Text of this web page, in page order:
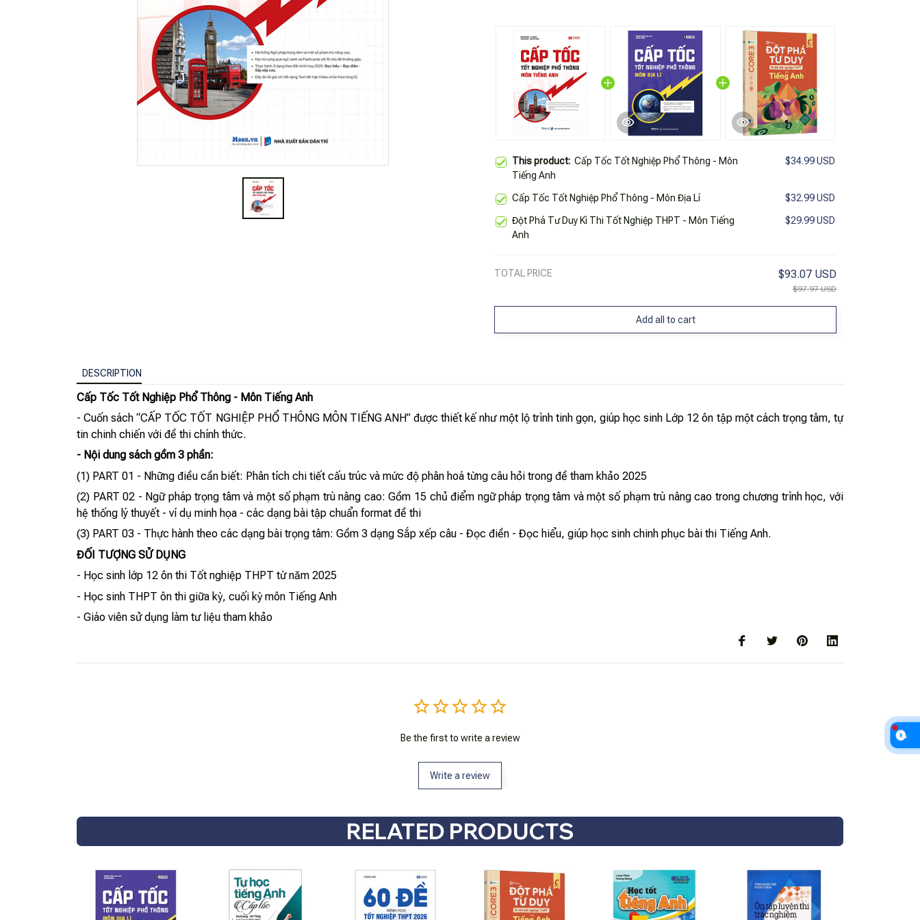
This product: Cấp Tốc Tốt Nghiệp Phổ Thông - Môn
Tiếng Anh
$34.99 USD
Cấp Tốc Tốt Nghiệp Phổ Thông - Môn Địa Lí $32.99 USD
Đột Phá Tư Duy Kì Thi Tốt Nghiệp THPT - Môn Tiếng
Anh
$29.99 USD
TOTAL PRICE $93.07 USD
$97.97 USD
Add all to cart
DESCRIPTION
Cấp Tốc Tốt Nghiệp Phổ Thông - Môn Tiếng Anh
- Cuốn sách “CẤP TỐC TỐT NGHIỆP PHỔ THÔNG MÔN TIẾNG ANH” được thiết kế như một lộ trình tinh gọn, giúp học sinh Lớp 12 ôn tập một cách trọng tâm, tự
tin chinh chiến với đề thi chính thức.
- Nội dung sách gồm 3 phần:
(1) PART 01 - Những điều cần biết: Phân tích chi tiết cấu trúc và mức độ phân hoá từng câu hỏi trong đề tham khảo 2025
(2) PART 02 - Ngữ pháp trọng tâm và một số phạm trù nâng cao: Gồm 15 chủ điểm ngữ pháp trọng tâm và một số phạm trù nâng cao trong chương trình học, với
hệ thống lý thuyết - ví dụ minh họa - các dạng bài tập chuẩn format đề thi
(3) PART 03 - Thực hành theo các dạng bài trọng tâm: Gồm 3 dạng Sắp xếp câu - Đọc điền - Đọc hiểu, giúp học sinh chinh phục bài thi Tiếng Anh.
ĐỐI TƯỢNG SỬ DỤNG
- Học sinh lớp 12 ôn thi Tốt nghiệp THPT từ năm 2025
- Học sinh THPT ôn thi giữa kỳ, cuối kỳ môn Tiếng Anh
- Giáo viên sử dụng làm tư liệu tham khảo
Be the first to write a review
Write a review
RELATED PRODUCTS